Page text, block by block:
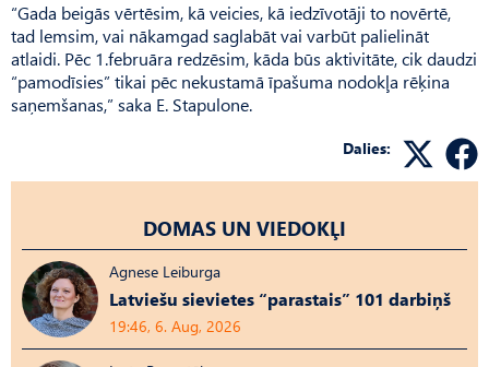
“Gada beigās vērtēsim, kā veicies, kā iedzīvotāji to novērtē,
tad lemsim, vai nākamgad saglabāt vai varbūt palielināt
atlaidi. Pēc 1.februāra redzēsim, kāda būs aktivitāte, cik daudzi
“pamodīsies” tikai pēc nekustamā īpašuma nodokļa rēķina
saņemšanas,” saka E. Stapulone.
Dalies:
DOMAS UN VIEDOKĻI
Agnese Leiburga
Latviešu sievietes “parastais” 101 darbiņš
19:46, 6. Aug, 2026